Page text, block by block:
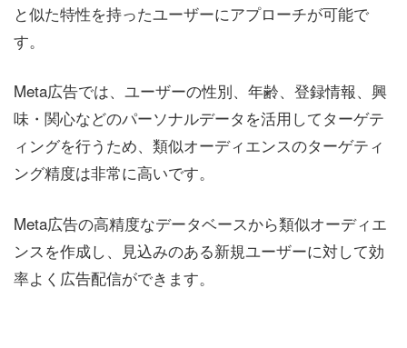
と似た特性を持ったユーザーにアプローチが可能で
す。
Meta広告では、ユーザーの性別、年齢、登録情報、興
味・関心などのパーソナルデータを活用してターゲテ
ィングを行うため、類似オーディエンスのターゲティ
ング精度は非常に高いです。
Meta広告の高精度なデータベースから類似オーディエ
ンスを作成し、見込みのある新規ユーザーに対して効
率よく広告配信ができます。